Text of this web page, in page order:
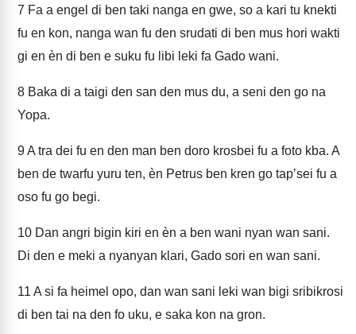
7 Fa a engel di ben taki nanga en gwe, so a kari tu knekti
fu en kon, nanga wan fu den srudati di ben mus hori wakti
gi en èn di ben e suku fu libi leki fa Gado wani.
8 Baka di a taigi den san den mus du, a seni den go na
Yopa.
9A tra dei fu en den man ben doro krosbei fu a foto kba. A
ben de twarfu yuru ten, èn Petrus ben kren go tap’sei fu a
oso fu go begi.
10 Dan angri bigin kiri en èn a ben wani nyan wan sani.
Di den e meki a nyanyan klari, Gado sori en wan sani.
11 A si fa heimel opo, dan wan sani leki wan bigi sribikrosi
di ben tai na den fo uku, e saka kon na gron.